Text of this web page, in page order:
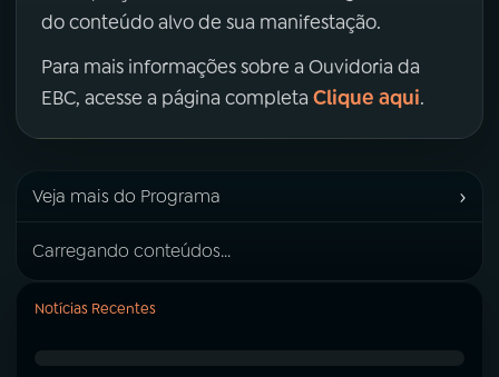
do conteúdo alvo de sua manifestação.
Para mais informações sobre a Ouvidoria da
EBC, acesse a página completa Clique aqui.
Veja mais do Programa ›
Carregando conteúdos...
Notícias Recentes